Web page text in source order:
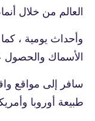
العالم من خلال
وأحداث يومية ،
الأسماك والحصول
سافر إلى مواقع
طبيعة أوروبا